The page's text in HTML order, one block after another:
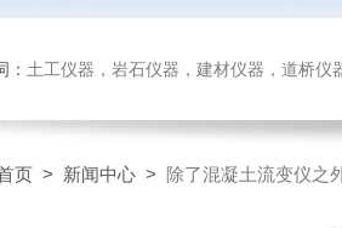
： 土工仪器，岩石仪器，建材仪器，道桥仪器，
页 > 新闻中心 > 除了混凝土流变仪之